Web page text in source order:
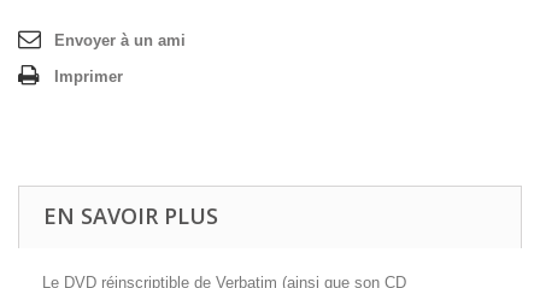
Envoyer à un ami
Imprimer
EN SAVOIR PLUS
Le DVD réinscriptible de Verbatim (ainsi que son CD